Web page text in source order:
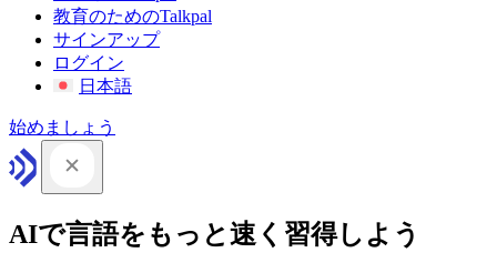
教育のためのTalkpal
サインアップ
ログイン
日本語
始めましょう
AIで言語をもっと速く習得しよう